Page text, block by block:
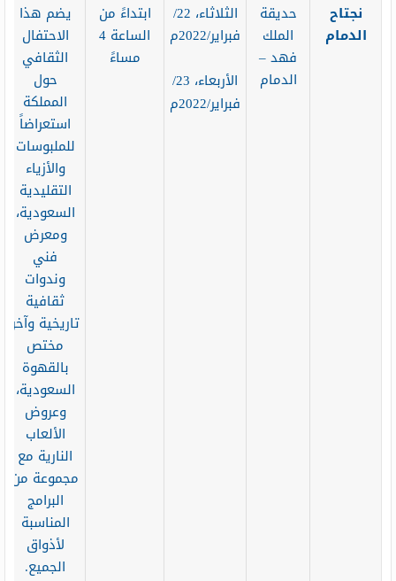
نجتاح
الدمام
حديقة
الملك
فهد –
الدمام
الثلاثاء، 22/
فبراير/2022م
الأربعاء، 23/
فبراير/2022م
ابتداءً من
الساعة 4
مساءً
يضم هذا
الاحتفال
الثقافي
حول
المملكة
استعراضاً
للملبوسات
والأزياء
التقليدية
السعودية،
ومعرض
فني
وندوات
ثقافية
تاريخية وآخر
مختص
بالقهوة
السعودية،
وعروض
الألعاب
النارية مع
مجموعة من
البرامج
المناسبة
لأذواق
الجميع.